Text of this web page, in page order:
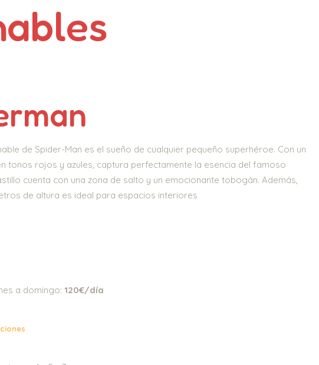
de Spider-Man es el sueño de cualquier pequeño superhéroe. Con un
tonos rojos y azules, captura perfectamente la esencia del famoso
cuenta con una zona de salto y un emocionante tobogán. Además,
de altura es ideal para espacios interiores
a domingo: 120€/día